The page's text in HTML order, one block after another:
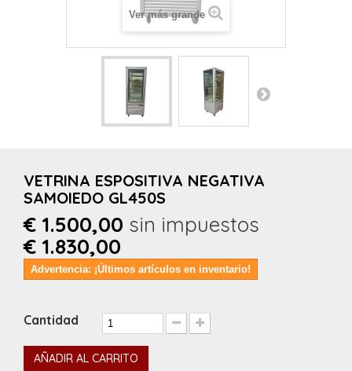
Ver más grande
VETRINA ESPOSITIVA NEGATIVA
SAMOIEDO GL450S
€ 1.500,00 sin impuestos
€ 1.830,00
Advertencia: ¡Últimos artículos en inventario!
Cantidad
AÑADIR AL CARRITO